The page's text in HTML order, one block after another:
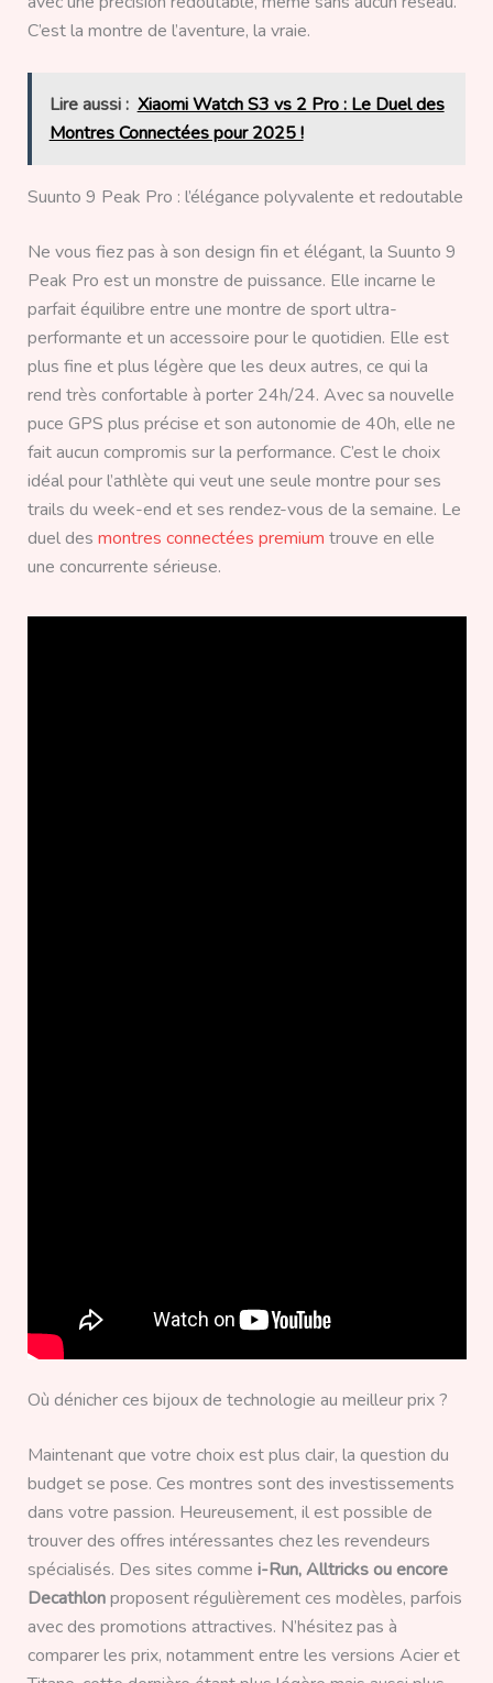
C’est la montre de l’aventure, la vraie.
Lire aussi : Xiaomi Watch S3 vs 2 Pro : Le Duel des
Montres Connectées pour 2025 !
Suunto 9 Peak Pro : l’élégance polyvalente et redoutable
Ne vous fiez pas à son design fin et élégant, la Suunto 9
Peak Pro est un monstre de puissance. Elle incarne le
parfait équilibre entre une montre de sport ultra-
performante et un accessoire pour le quotidien. Elle est
plus fine et plus légère que les deux autres, ce qui la
rend très confortable à porter 24h/24. Avec sa nouvelle
puce GPS plus précise et son autonomie de 40h, elle ne
fait aucun compromis sur la performance. C’est le choix
idéal pour l’athlète qui veut une seule montre pour ses
trails du week-end et ses rendez-vous de la semaine. Le
duel des montres connectées premium trouve en elle
une concurrente sérieuse.
Où dénicher ces bijoux de technologie au meilleur prix ?
Maintenant que votre choix est plus clair, la question du
budget se pose. Ces montres sont des investissements
dans votre passion. Heureusement, il est possible de
trouver des offres intéressantes chez les revendeurs
spécialisés. Des sites comme i-Run, Alltricks ou encore
Decathlonproposent régulièrement ces modèles, parfois
avec des promotions attractives. N’hésitez pas à
comparer les prix, notamment entre les versions Acier et